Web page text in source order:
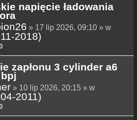
napięcie ładowania
» 17 lip 2026, 09:10 » w
2018)
zapłonu 3 cylinder a6
» 10 lip 2026, 20:15 » w
2011)